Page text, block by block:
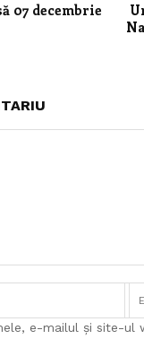
07 decembrie
e-mailul și site-